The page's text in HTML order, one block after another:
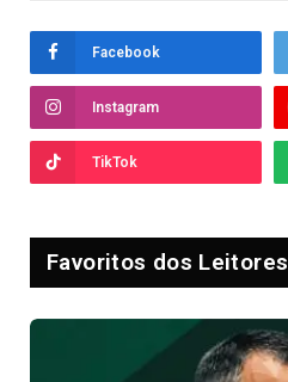
Facebook
Instagram
TikTok
Favoritos dos Leitores